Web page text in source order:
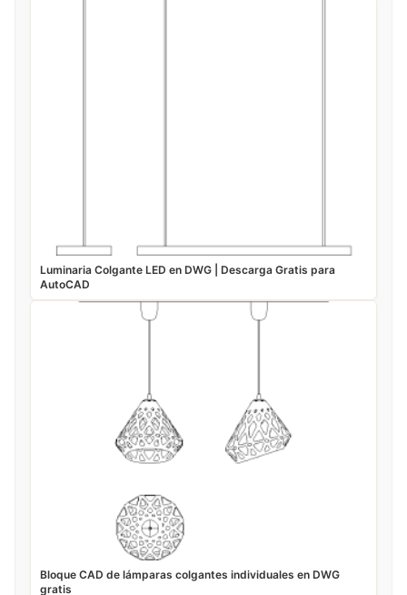
Luminaria Colgante LED en DWG | Descarga Gratis para
AutoCAD
Bloque CAD de lámparas colgantes individuales en DWG
gratis